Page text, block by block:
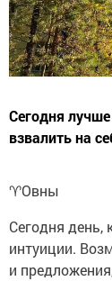
Сегодня
взвалить на
♈️Овны
Сегодня день,
интуиции.
и